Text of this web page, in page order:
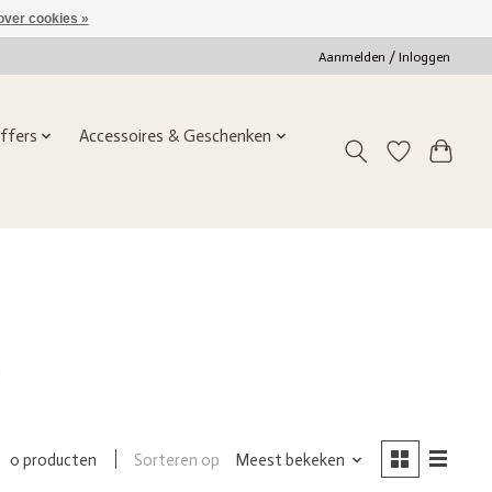
Aanmelden / Inloggen
Accessoires & Geschenken
0 producten Sorteren op Meest bekeken
cookies »